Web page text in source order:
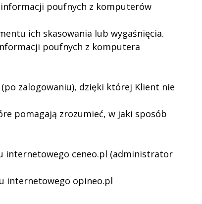
informacji poufnych z komputerów
ich skasowania lub wygaśnięcia.
poufnych z komputera
zalogowaniu), dzięki której Klient nie
pomagają zrozumieć, w jaki sposób
internetowego ceneo.pl (administrator
internetowego opineo.pl